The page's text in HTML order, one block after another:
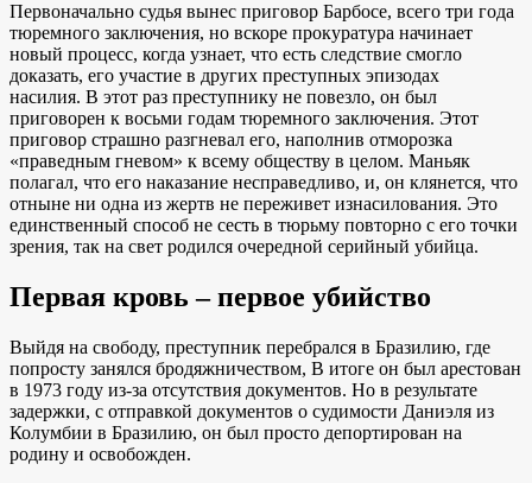
Первоначально судья вынес приговор Барбосе, всего три года
тюремного заключения, но вскоре прокуратура начинает
новый процесс, когда узнает, что есть следствие смогло
доказать, его участие в других преступных эпизодах
насилия. В этот раз преступнику не повезло, он был
приговорен к восьми годам тюремного заключения. Этот
приговор страшно разгневал его, наполнив отморозка
«праведным гневом» к всему обществу в целом. Маньяк
полагал, что его наказание несправедливо, и, он клянется, что
отныне ни одна из жертв не переживет изнасилования. Это
единственный способ не сесть в тюрьму повторно с его точки
зрения, так на свет родился очередной серийный убийца.
Первая кровь – первое убийство
Выйдя на свободу, преступник перебрался в Бразилию, где
попросту занялся бродяжничеством, В итоге он был арестован
в 1973 году из-за отсутствия документов. Но в результате
задержки, с отправкой документов о судимости Даниэля из
Колумбии в Бразилию, он был просто депортирован на
родину и освобожден.